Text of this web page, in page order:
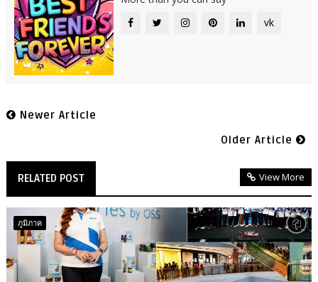
vk
Newer Article
Older Article
RELATED POST View More
ภูมิภาค